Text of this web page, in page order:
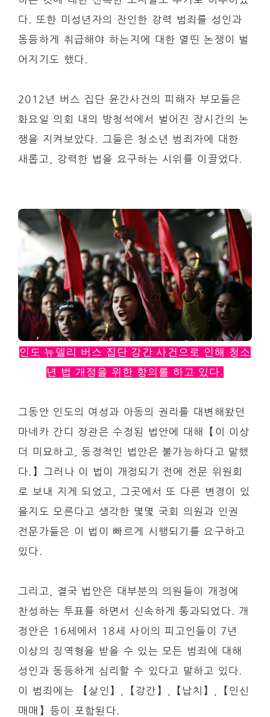
다. 또한 미성년자의 잔인한 강력 범죄를 성인과
동등하게 취급해야 하는지에 대한 열띤 논쟁이 벌
어지기도 했다.
2012년 버스 집단 윤간사건의 피해자 부모들은
화요일 의회 내의 방청석에서 벌어진 장시간의 논
쟁을 지켜보았다. 그들은 청소년 범죄자에 대한
새롭고, 강력한 법을 요구하는 시위를 이끌었다.
인도 뉴델리 버스 집단 강간 사건으로 인해 청소
년 법 개정을 위한 항의를 하고 있다.
그동안 인도의 여성과 아동의 권리를 대변해왔던
마네카 간디 장관은 수정된 법안에 대해【이 이상
더 미묘하고, 동정적인 법안은 불가능하다고 말했
다.】그러나 이 법이 개정되기 전에 전문 위원회
로 보내 지게 되었고, 그곳에서 또 다른 변경이 있
을지도 모른다고 생각한 몇몇 국회 의원과 인권
전문가들은 이 법이 빠르게 시행되기를 요구하고
있다.
그리고, 결국 법안은 대부분의 의원들이 개정에
찬성하는 투표를 하면서 신속하게 통과되었다. 개
정안은 16세에서 18세 사이의 피고인들이 7년
이상의 징역형을 받을 수 있는 모든 범죄에 대해
성인과 동등하게 심리할 수 있다고 말하고 있다.
이 범죄에는 【살인】,【강간】,【납치】,【인신
매매】등이 포함된다.